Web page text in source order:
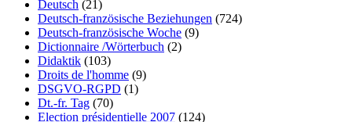
Deutsch (21)
Deutsch-französische Beziehungen (724)
Deutsch-französische Woche (9)
Dictionnaire /Wörterbuch (2)
Didaktik (103)
Droits de l'homme (9)
DSGVO-RGPD (1)
Dt.-fr. Tag (70)
Election présidentielle 2007 (124)